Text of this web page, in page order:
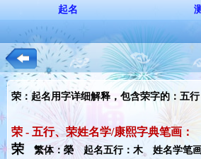
起名
荣：起名用字详细解释，包含荣字的：五
荣 - 五行、荣姓名学/康熙字典笔画：
荣 繁体：榮 起名五行：木 姓名学笔